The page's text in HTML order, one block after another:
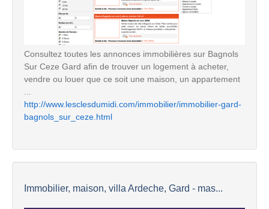
Consultez toutes les annonces immobilières sur Bagnols
Sur Ceze Gard afin de trouver un logement à acheter,
vendre ou louer que ce soit une maison, un appartement
...
http://www.lesclesdumidi.com/immobilier/immobilier-gard-
bagnols_sur_ceze.html
Immobilier, maison, villa Ardeche, Gard - mas...